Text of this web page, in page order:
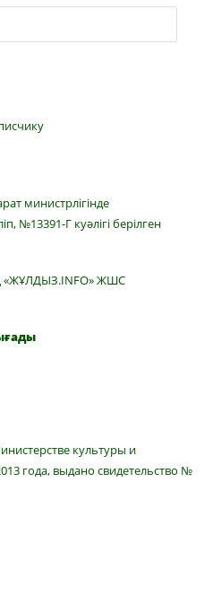
министрлігінде
№13391-Г куәлігі берілген
«ЖҰЛДЫЗ.INFO» ЖШС
культуры и
года, выдано свидетельство №